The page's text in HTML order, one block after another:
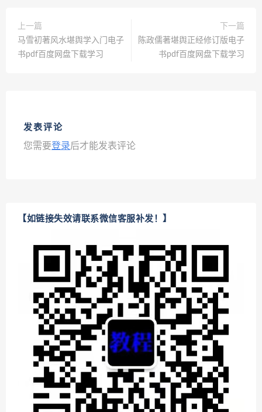
上一篇
马雪初著风水堪舆学入门电子
书pdf百度网盘下载学习
下一篇
陈政儒著堪舆正经修订版电子
书pdf百度网盘下载学习
发表评论
您需要登录后才能发表评论
【如链接失效请联系微信客服补发！】